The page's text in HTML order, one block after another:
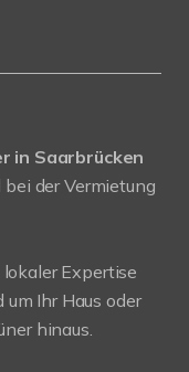
in Saarbrücken
der Vermietung
Expertise
Ihr Haus oder
hinaus.